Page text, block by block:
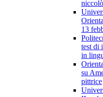
13
test di
in
su
pittrice